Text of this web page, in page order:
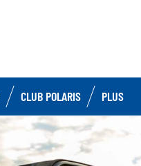
CLUB POLARIS PLUS